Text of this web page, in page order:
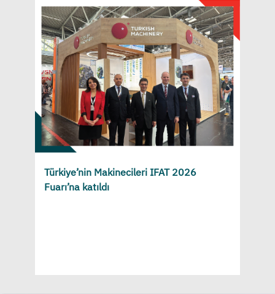
Türkiye’nin Makinecileri IFAT 2026
Fuarı’na katıldı